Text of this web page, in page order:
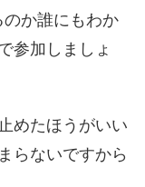
か誰にもわか
参加しましょ
めたほうがいい
らないですから